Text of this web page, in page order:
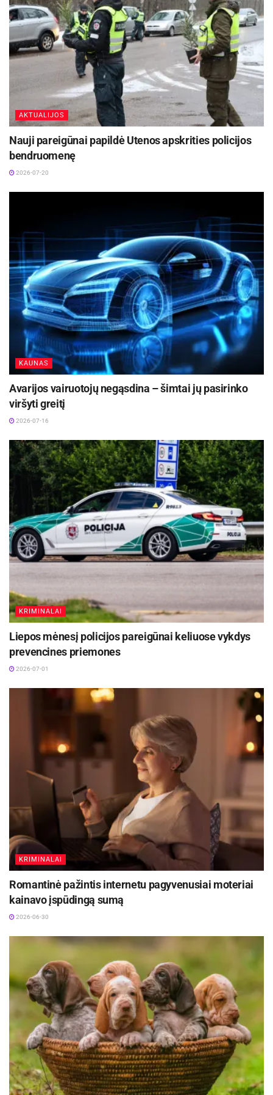
AKTUALIJOS
Nauji pareigūnai papildė Utenos apskrities policijos
bendruomenę
2026-07-20
KAUNAS
Avarijos vairuotojų negąsdina – šimtai jų pasirinko
viršyti greitį
2026-07-16
KRIMINALAI
Liepos mėnesį policijos pareigūnai keliuose vykdys
prevencines priemones
2026-07-01
KRIMINALAI
Romantinė pažintis internetu pagyvenusiai moteriai
kainavo įspūdingą sumą
2026-06-30